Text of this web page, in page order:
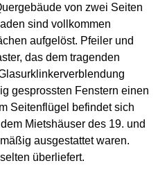
von zwei Seiten
sind vollkommen
aufgelöst. Pfeiler und
das dem tragenden
gesprossten Fenstern einen
Seitenflügel befindet sich
Mietshäuser des 19. und
ausgestattet waren.
überliefert.